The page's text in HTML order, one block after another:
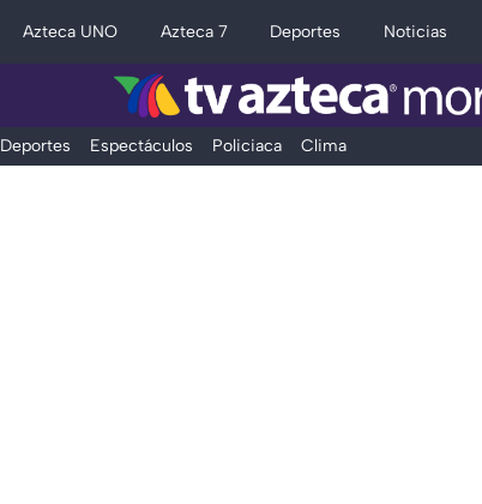
Azteca UNO Azteca 7 Deportes Noticias
Deportes Espectáculos Policiaca Clima